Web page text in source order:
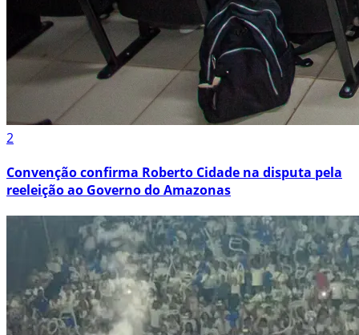
2
Convenção confirma Roberto Cidade na disputa pela
reeleição ao Governo do Amazonas